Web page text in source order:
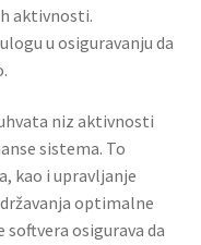
aktivnosti.
u osiguravanju da
niz aktivnosti
sistema. To
kao i upravljanje
optimalne
osigurava da